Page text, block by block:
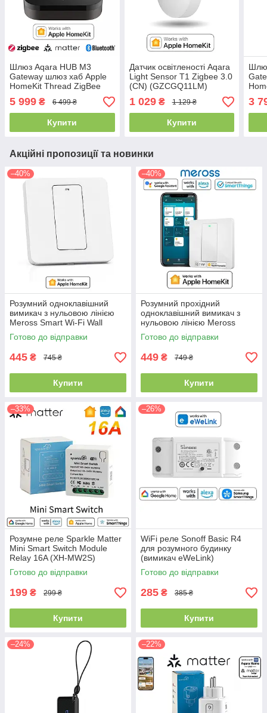
Шлюз Aqara HUB M3
Gateway шлюз хаб Apple
HomeKit Thread ZigBee
(ZHWG24LM)
5 999 ₴ 6 499 ₴
Купити
Датчик освітленості Aqara
Light Sensor T1 Zigbee 3.0
(CN) (GZCGQ11LM)​
1 029₴ 1 129 ₴
Купити
3
Акційні пропозиції та новинки
–40%
Розумний одноклавішний
вимикач з нульовою лінією
Meross Smart Wi-Fi Wall
Switch EU (MSS510X)
Готово до відправки
445 ₴ 745 ₴
Купити
–40%
Розумний прохідний
одноклавішний вимикач з
нульовою лінією Meross
Smart Wi-Fi Wall Switch EU
(MSS550X)
Готово до відправки
449 ₴ 749 ₴
Купити
–33%
Розумне реле Sparkle Matter
Mini Smart Switch Module
Relay 16A (XH-MW2S)
Готово до відправки
199 ₴ 299 ₴
Купити
–26%
WiFi реле Sonoff Basic R4
для розумного будинку
(вимикач eWeLink)
Готово до відправки
285 ₴ 385 ₴
Купити
–24% –22%